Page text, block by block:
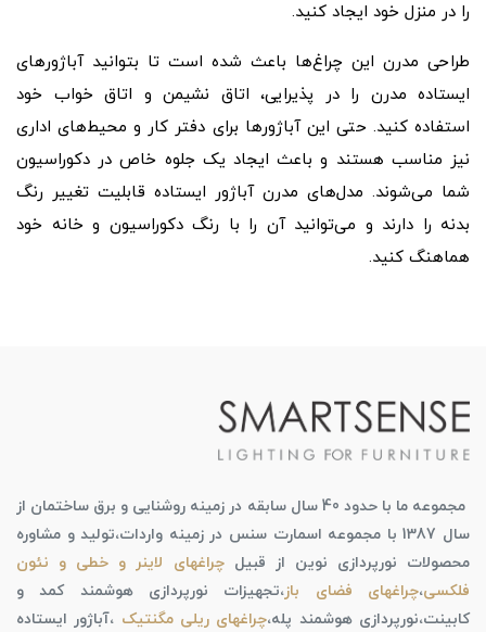
را در منزل خود ایجاد کنید.
طراحی مدرن این چراغ‌ها باعث شده است تا بتوانید آباژورهای
ایستاده مدرن را در پذیرایی، اتاق نشیمن و اتاق خواب خود
استفاده کنید. حتی این آباژورها برای دفتر کار و محیط‌های اداری
نیز مناسب هستند و باعث ایجاد یک جلوه خاص در دکوراسیون
شما می‌شوند. مدل‌های مدرن آباژور ایستاده قابلیت تغییر رنگ
بدنه را دارند و می‌توانید آن را با رنگ دکوراسیون و خانه خود
هماهنگ کنید.
مجموعه ما با حدود 40 سال سابقه در زمینه روشنایی و برق ساختمان از
سال 1387 با مجموعه اسمارت سنس در زمینه واردات،تولید و مشاوره
محصولات نورپردازی نوین از قبیلچراغهای لاینر و خطی و نئون
فلکسی،چراغهای فضای باز،تجهیزات نورپردازی هوشمند کمد و
کابینت،نورپردازی هوشمند پله،چراغهای ریلی مگنتیک ،آباژور ایستاده